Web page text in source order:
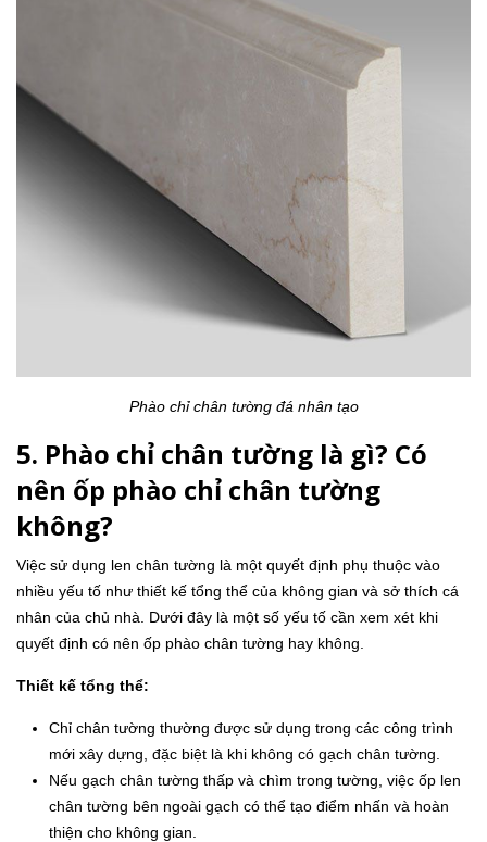
Phào chỉ chân tường đá nhân tạo
5. Phào chỉ chân tường là gì? Có
nên ốp phào chỉ chân tường
không?
Việc sử dụng len chân tường là một quyết định phụ thuộc vào
nhiều yếu tố như thiết kế tổng thể của không gian và sở thích cá
nhân của chủ nhà. Dưới đây là một số yếu tố cần xem xét khi
quyết định có nên ốp phào chân tường hay không.
Thiết kế tổng thể:
Chỉ chân tường thường được sử dụng trong các công trình
mới xây dựng, đặc biệt là khi không có gạch chân tường.
Nếu gạch chân tường thấp và chìm trong tường, việc ốp len
chân tường bên ngoài gạch có thể tạo điểm nhấn và hoàn
thiện cho không gian.